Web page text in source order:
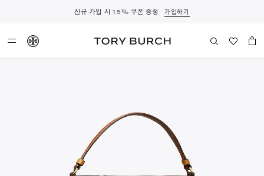
신규 가입 시 15% 쿠폰 증정 가입하기